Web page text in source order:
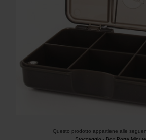
Questo prodotto appartiene alle